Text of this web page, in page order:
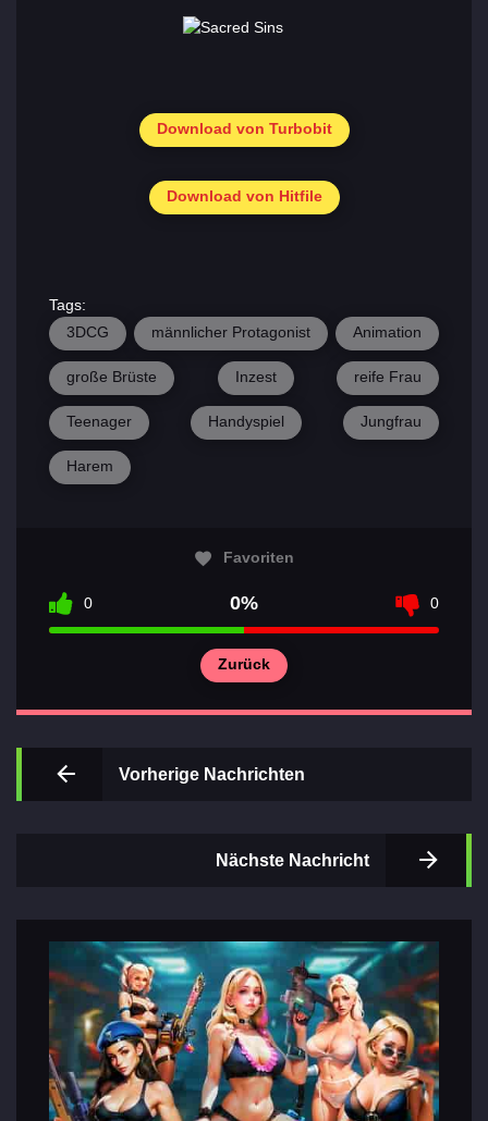
Wichtigsten
Download von Turbobit
Download von Hitfile
Tags:
3DCG
männlicher Protagonist Animation
große Brüste Inzest reife Frau
Teenager Handyspiel Jungfrau
Harem
Favoriten
0 0% 0
Zurück
Vorherige Nachrichten
Nächste Nachricht